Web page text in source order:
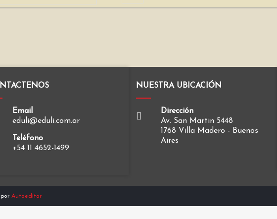
Email
eduli@eduli.com.ar
Teléfono
+54 11 4652-1499
NUESTRA UBICACIÓN
Dirección
Av. San Martin 5448
1768 Villa Madero - Buenos
Aires
Autoeditar